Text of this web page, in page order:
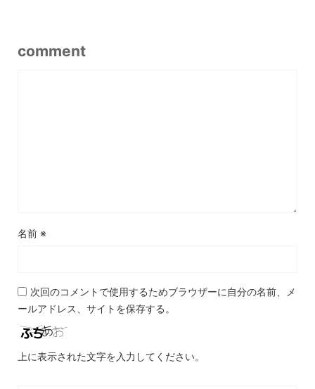
comment
名前 ※
次回のコメントで使用するためブラウザーに自分の名前、メ
ールアドレス、サイトを保存する。
上に表示された文字を入力してください。